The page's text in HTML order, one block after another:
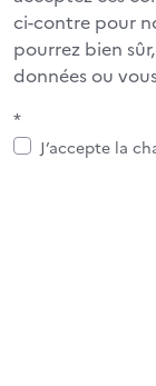
ci-contre pour
pourrez bien
données ou
*
J’accepte la